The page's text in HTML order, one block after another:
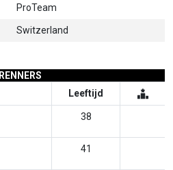
ProTeam
Switzerland
RENNERS
38
41
Leeftijd